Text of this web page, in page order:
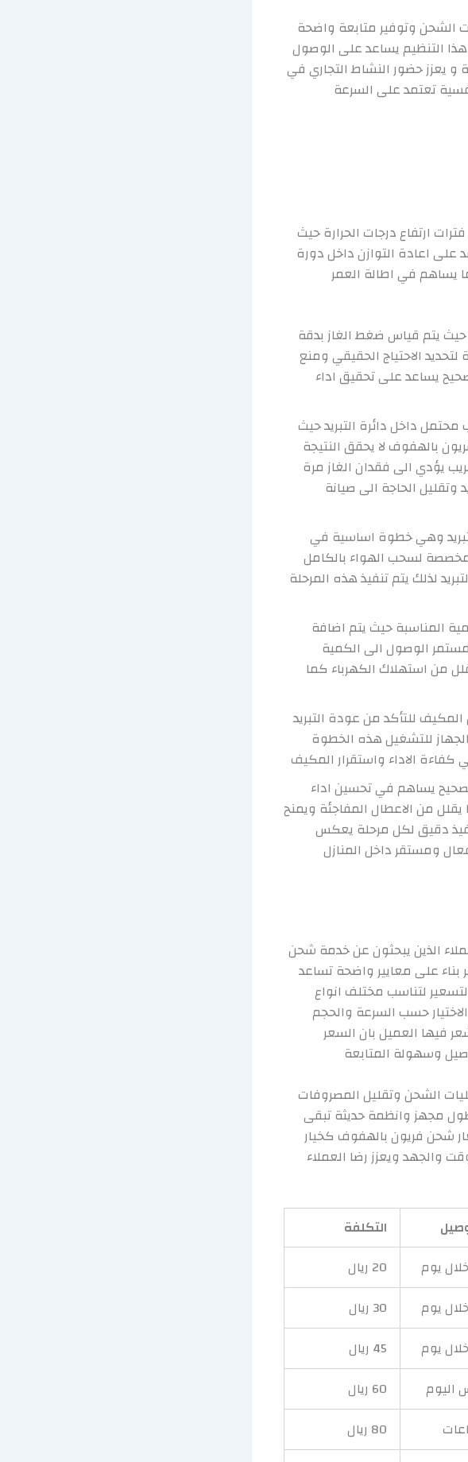
الشحن وتوفير متابعة واضحة
التنظيم يساعد على الوصول
و يعزز حضور النشاط التجاري في
تعتمد على السرعة
ارتفاع درجات الحرارة حيث
على اعادة التوازن داخل دورة
يساهم في اطالة العمر
يتم قياس ضغط الغاز بدقة
الاحتياج الحقيقي ومنع
يساعد على تحقيق اداء
داخل دائرة التبريد حيث
بالهفوف لا يحقق النتيجة
يؤدي الى فقدان الغاز مرة
وتقليل الحاجة الى صيانة
وهي خطوة اساسية في
لسحب الهواء بالكامل
لذلك يتم تنفيذ هذه المرحلة
المناسبة حيث يتم اضافة
الوصول الى الكمية
من استهلاك الكهرباء كما
للتأكد من عودة التبريد
للتشغيل هذه الخطوة
الاداء واستقرار المكيف
يساهم في تحسين اداء
من الاعطال المفاجئة ويمنح
دقيق لكل مرحلة يعكس
ومستقر داخل المنازل
الذين يبحثون عن خدمة شحن
بناء على معايير واضحة تساعد
لتناسب مختلف انواع
حسب السرعة والحجم
فيها العميل بان السعر
وسهولة المتابعة
الشحن وتقليل المصروفات
مجهز وانظمة حديثة تبقى
شحن فريون بالهفوف كخيار
والجهد ويعزز رضا العملاء
التكلفة
يوم
20 ريال
يوم
30 ريال
يوم
45 ريال
اليوم
60 ريال
80 ريال